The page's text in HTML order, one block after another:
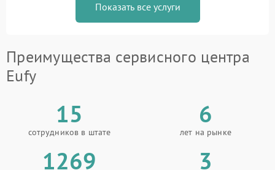
Показать все услуги
Преимущества сервисного центра
Eufy
15
сотрудников в штате
6
лет на рынке
1269 3